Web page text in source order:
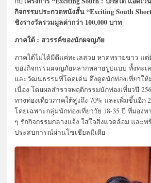
กิจกรรมประกวดหนังสั้น “Exciting South
ชิงรางวัลรวมมูลค่ากว่า 100,000 บาท
ภาคใต้ : สวรรค์ของนักผจญภัย
ภาคใต้ไม่ได้มีดีแค่ทะเลสวย หาดทรายขาว แ
ของกิจกรรมผจญภัยหลากหลายรูปแบบ ทั้งทะเ
และวัฒนธรรมที่โดดเด่น ดึงดูดนักท่องเที่ยวให้
เนื่อง โดยผลสำรวจพฤติกรรมนักท่องเที่ยวปี
ทางท่องเที่ยวภาคใต้สูงถึง 70% และเพิ่มขึ้นอีก
โดยเฉพาะกลุ่มนักท่องเที่ยววัย 18-35 ปี ที่มอง
ๆ รักกิจกรรมกลางแจ้ง ใส่ใจสิ่งแวดล้อม และพ
ประสบการณ์ผ่านโซเชียลมีเดีย